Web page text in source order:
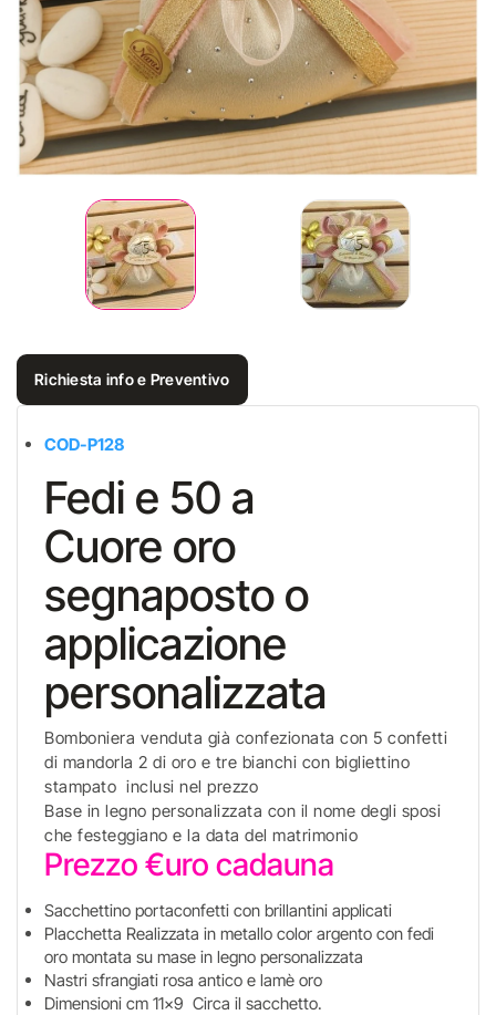
Richiesta info e Preventivo
COD-P128
Fedi e 50 a
Cuore oro
segnaposto o
applicazione
personalizzata
Bomboniera venduta già confezionata con 5 confetti
di mandorla 2 di oro e tre bianchi con bigliettino
stampato inclusi nel prezzo
Base in legno personalizzata con il nome degli sposi
che festeggiano e la data del matrimonio
Prezzo €uro cadauna
Sacchettino portaconfetti con brillantini applicati
Placchetta Realizzata in metallo color argento con fedi
oro montata su mase in legno personalizzata
Nastri sfrangiati rosa antico e lamè oro
Dimensioni cm 11x9 Circa il sacchetto.